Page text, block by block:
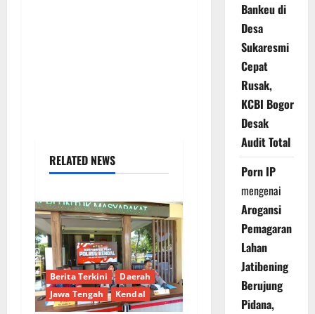
RELATED NEWS
Berita Terkini
Daerah
Jawa Tengah
Kendal
Bankeu di
Desa
Sukaresmi
Cepat
Rusak,
KCBI Bogor
Desak
Audit Total
Porn IP
mengenai
Arogansi
Pemagaran
Lahan
Jatibening
Berujung
Pidana,